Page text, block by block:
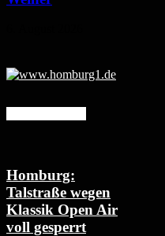
Homburg:
Talstraße wegen
Klassik Open Air
voll gesperrt